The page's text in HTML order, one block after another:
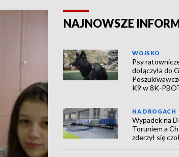
NAJNOWSZE
WOJSKO
Psy
dołączyła do
K9 w 8K-
NA DROGACH
Wypadek na
Toruniem a
zderzył się